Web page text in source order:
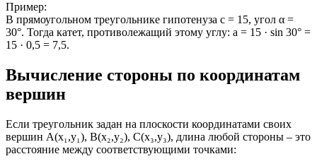
Пример:
В прямоугольном треугольнике гипотенуза c = 15, угол α =
30°. Тогда катет, противолежащий этому углу: a = 15 · sin 30° =
15 · 0,5 = 7,5.
Вычисление стороны по координатам
вершин
Если треугольник задан на плоскости координатами своих
вершин A(x₁,y₁), B(x₂,y₂), C(x₃,y₃), длина любой стороны – это
расстояние между соответствующими точками: